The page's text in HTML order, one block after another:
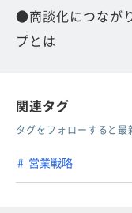
●商談化につなが
プとは
関連タグ
タグをフォローすると
営業戦略